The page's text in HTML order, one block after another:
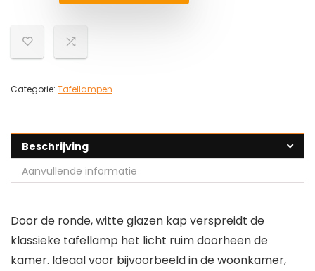
Categorie: Tafellampen
Beschrijving
Aanvullende informatie
Door de ronde, witte glazen kap verspreidt de
klassieke tafellamp het licht ruim doorheen de
kamer. Ideaal voor bijvoorbeeld in de woonkamer,